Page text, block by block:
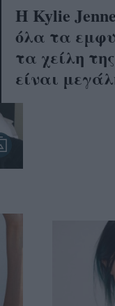
Η Kylie
όλα τα
τα χείλη
είναι